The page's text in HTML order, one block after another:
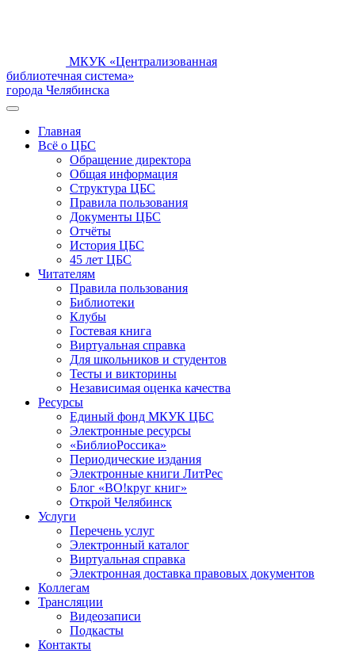
МКУК «Централизованная
библиотечная система»
города Челябинска
Главная
Всё о ЦБС
Обращение директора
Общая информация
Структура ЦБС
Правила пользования
Документы ЦБС
Отчёты
История ЦБС
45 лет ЦБС
Читателям
Правила пользования
Библиотеки
Клубы
Гостевая книга
Виртуальная справка
Для школьников и студентов
Тесты и викторины
Независимая оценка качества
Ресурсы
Единый фонд МКУК ЦБС
Электронные ресурсы
«БиблиоРоссика»
Периодические издания
Электронные книги ЛитРес
Блог «ВО!круг книг»
Открой Челябинск
Услуги
Перечень услуг
Электронный каталог
Виртуальная справка
Электронная доставка правовых документов
Коллегам
Трансляции
Видеозаписи
Подкасты
Контакты